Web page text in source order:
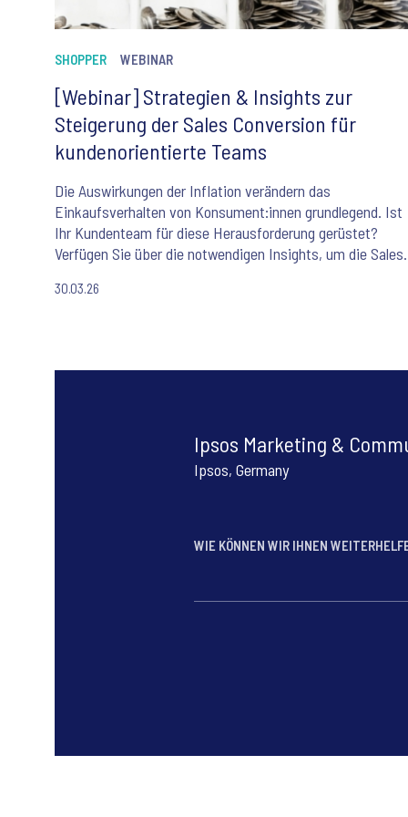
SHOPPER WEBINAR
[Webinar] Strategien & Insights zur
Steigerung der Sales Conversion für
kundenorientierte Teams
Die Auswirkungen der Inflation verändern das
Einkaufsverhalten von Konsument:innen grundlegend. Ist
Ihr Kundenteam für diese Herausforderung gerüstet?
Verfügen Sie über die notwendigen Insights, um die Sales
30.03.26
Ipsos Marketing &
Ipsos, Germany
WIE KÖNNEN WIR IHNEN